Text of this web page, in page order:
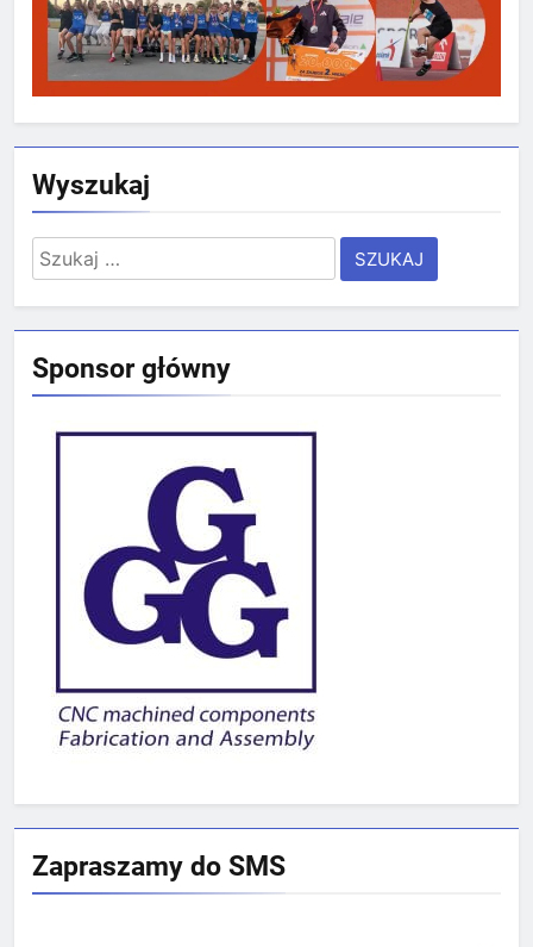
Wyszukaj
Szukaj:
Sponsor główny
Zapraszamy do SMS